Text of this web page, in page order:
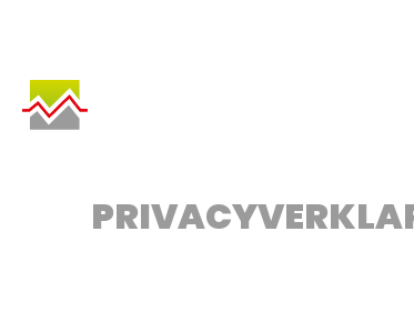
SKIP
TO
CONTENT